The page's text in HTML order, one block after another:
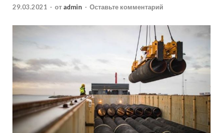
29.03.2021 - от admin - Оставьте комментарий